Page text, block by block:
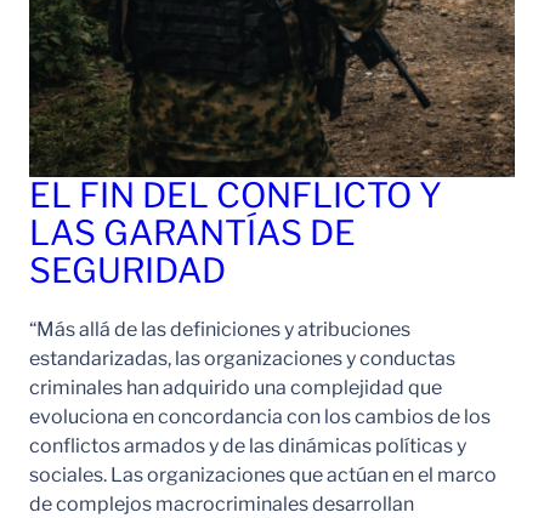
EL FIN DEL CONFLICTO Y
LAS GARANTÍAS DE
SEGURIDAD
“Más allá de las definiciones y atribuciones
estandarizadas, las organizaciones y conductas
criminales han adquirido una complejidad que
evoluciona en concordancia con los cambios de los
conflictos armados y de las dinámicas políticas y
sociales. Las organizaciones que actúan en el marco
de complejos macrocriminales desarrollan